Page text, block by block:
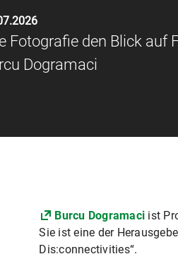
Fotografie den Blick auf
Dogramaci
Burcu Dogramaci ist
Sie ist eine der
Dis:connectivities“.